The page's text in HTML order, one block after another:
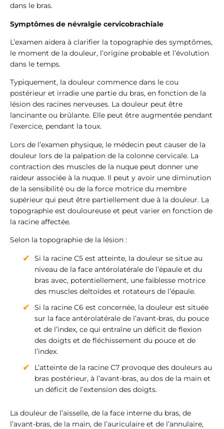
dans le bras.
Symptômes de névralgie cervicobrachiale
L’examen aidera à clarifier la topographie des symptômes,
le moment de la douleur, l’origine probable et l’évolution
dans le temps.
Typiquement, la douleur commence dans le cou
postérieur et irradie une partie du bras, en fonction de la
lésion des racines nerveuses. La douleur peut être
lancinante ou brûlante. Elle peut être augmentée pendant
l’exercice, pendant la toux.
Lors de l’examen physique, le médecin peut causer de la
douleur lors de la palpation de la colonne cervicale. La
contraction des muscles de la nuque peut donner une
raideur associée à la nuque. Il peut y avoir une diminution
de la sensibilité ou de la force motrice du membre
supérieur qui peut être partiellement due à la douleur. La
topographie est douloureuse et peut varier en fonction de
la racine affectée.
Selon la topographie de la lésion :
Si la racine C5 est atteinte, la douleur se situe au
niveau de la face antérolatérale de l’épaule et du
bras avec, potentiellement, une faiblesse motrice
des muscles deltoïdes et rotateurs de l’épaule.
Si la racine C6 est concernée, la douleur est située
sur la face antérolatérale de l’avant-bras, du pouce
et de l’index, ce qui entraîne un déficit de flexion
des doigts et de fléchissement du pouce et de
l’index.
L’atteinte de la racine C7 provoque des douleurs au
bras postérieur, à l’avant-bras, au dos de la main et
un déficit de l’extension des doigts.
La douleur de l’aisselle, de la face interne du bras, de
l’avant-bras, de la main, de l’auriculaire et de l’annulaire,